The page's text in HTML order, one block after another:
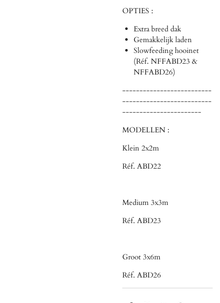
OPTIES :
Extra breed dak
Gemakkelijk laden
Slowfeeding hooinet
(Réf. NFFABD23 &
NFFABD26)
--------------------------
--------------------------
-----------------------
MODELLEN :
Klein 2x2m
Réf. ABD22
Medium 3x3m
Réf. ABD23
Groot 3x6m
Réf. ABD26